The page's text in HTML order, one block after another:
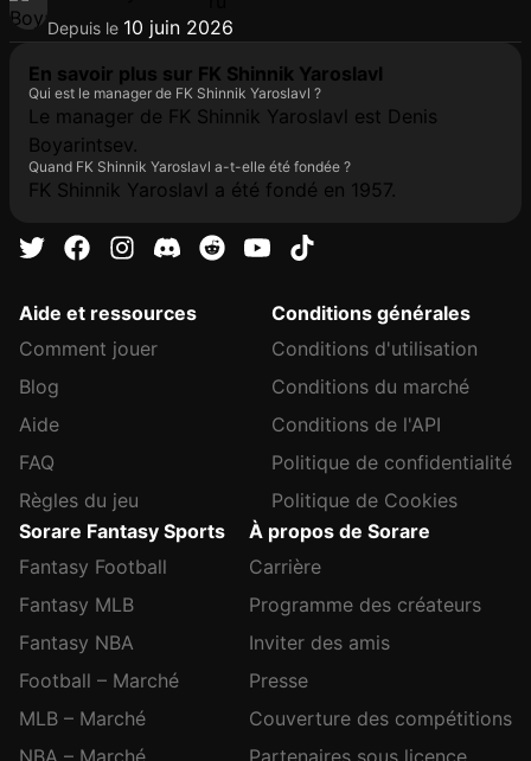
Depuis le 10 juin 2026
En savoir plus sur FK Shinnik Yaroslavl
Qui est le manager de FK Shinnik Yaroslavl ?
Le manager de FK Shinnik Yaroslavl est Denis
Boyarintsev.
Quand FK Shinnik Yaroslavl a-t-elle été fondée ?
FK Shinnik Yaroslavl a été fondé en 1957.
Aide et ressources
Comment jouer
Blog
Aide
FAQ
Règles du jeu
Conditions générales
Conditions d'utilisation
Conditions du marché
Conditions de l'API
Politique de confidentialité
Politique de Cookies
Sorare Fantasy Sports
Fantasy Football
Fantasy MLB
Fantasy NBA
Football – Marché
MLB – Marché
NBA – Marché
À propos de Sorare
Carrière
Programme des créateurs
Inviter des amis
Presse
Couverture des compétitions
Partenaires sous licence